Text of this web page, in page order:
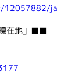
12057882/ja
在地」■■